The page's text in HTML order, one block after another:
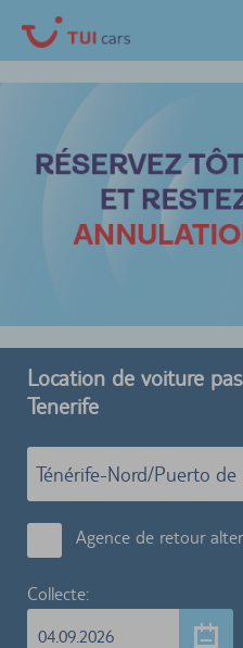
Location de voiture
Tenerife
Agence de retour
Collecte:
04.09.2026